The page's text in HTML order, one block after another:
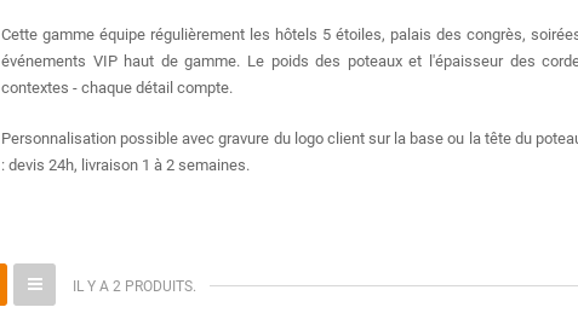
Cette gamme équipe régulièrement les hôtels 5 étoiles, palais des congrès,
événements VIP haut de gamme. Le poids des poteaux et l'épaisseur des
contextes - chaque détail compte.
Personnalisation possible avec gravure du logo client sur la base ou la tête du
: devis 24h, livraison 1 à 2 semaines.
IL Y A 2 PRODUITS.